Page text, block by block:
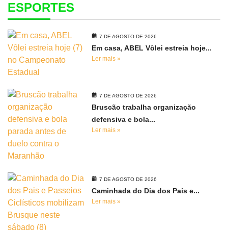
ESPORTES
7 DE AGOSTO DE 2026
Em casa, ABEL Vôlei estreia hoje...
Ler mais »
7 DE AGOSTO DE 2026
Bruscão trabalha organização
defensiva e bola...
Ler mais »
7 DE AGOSTO DE 2026
Caminhada do Dia dos Pais e...
Ler mais »